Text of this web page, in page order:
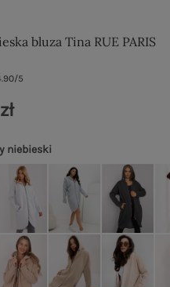
bluza Tina RUE PARIS
5
niebieski